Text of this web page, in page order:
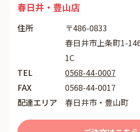
春日井・豊山店
住所
〒486-0833
春日井市上条町1-
1C
TEL
0568-44-0007
FAX
0568-44-0017
配達エリア
春日井市・豊山町